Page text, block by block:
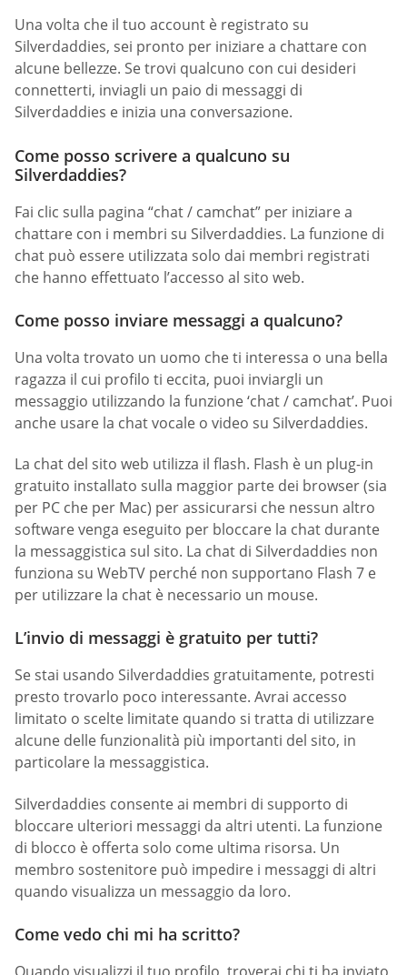
Una volta che il tuo account è registrato su
Silverdaddies, sei pronto per iniziare a chattare con
alcune bellezze. Se trovi qualcuno con cui desideri
connetterti, inviagli un paio di messaggi di
Silverdaddies e inizia una conversazione.
Come posso scrivere a qualcuno su
Silverdaddies?
Fai clic sulla pagina “chat / camchat” per iniziare a
chattare con i membri su Silverdaddies. La funzione di
chat può essere utilizzata solo dai membri registrati
che hanno effettuato l’accesso al sito web.
Come posso inviare messaggi a qualcuno?
Una volta trovato un uomo che ti interessa o una bella
ragazza il cui profilo ti eccita, puoi inviargli un
messaggio utilizzando la funzione ‘chat / camchat’. Puoi
anche usare la chat vocale o video su Silverdaddies.
La chat del sito web utilizza il flash. Flash è un plug-in
gratuito installato sulla maggior parte dei browser (sia
per PC che per Mac) per assicurarsi che nessun altro
software venga eseguito per bloccare la chat durante
la messaggistica sul sito. La chat di Silverdaddies non
funziona su WebTV perché non supportano Flash 7 e
per utilizzare la chat è necessario un mouse.
L’invio di messaggi è gratuito per tutti?
Se stai usando Silverdaddies gratuitamente, potresti
presto trovarlo poco interessante. Avrai accesso
limitato o scelte limitate quando si tratta di utilizzare
alcune delle funzionalità più importanti del sito, in
particolare la messaggistica.
Silverdaddies consente ai membri di supporto di
bloccare ulteriori messaggi da altri utenti. La funzione
di blocco è offerta solo come ultima risorsa. Un
membro sostenitore può impedire i messaggi di altri
quando visualizza un messaggio da loro.
Come vedo chi mi ha scritto?